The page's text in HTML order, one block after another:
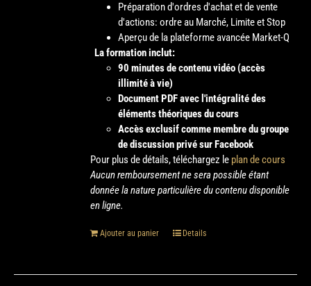
Préparation d'ordres d'achat et de vente
d'actions: ordre au Marché, Limite et Stop
Aperçu de la plateforme avancée Market-Q
La formation inclut:
90 minutes de contenu vidéo (accès
illimité à vie)
Document PDF avec l'intégralité des
éléments théoriques du cours
Accès exclusif comme membre du groupe
de discussion privé sur Facebook
Pour plus de détails, téléchargez le plan de cours
Aucun remboursement ne sera possible étant
donnée la nature particulière du contenu disponible
en ligne.
Ajouter au panier Details